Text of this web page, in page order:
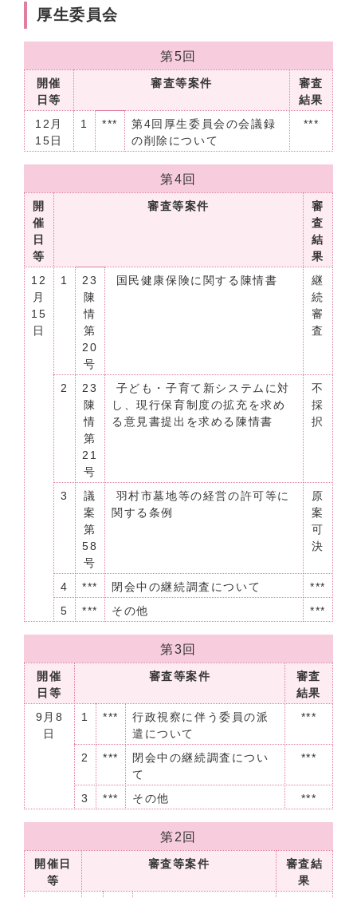
厚生委員会
第5回
開催
日等
審査等案件
審査
結果
12月
15日
1 ***
第4回厚生委員会の会議録
の削除について
***
第4回
開
催
日
等
審査等案件
審
査
結
果
12
月
15
日
1
23
陳
情
第
20
号
国民健康保険に関する陳情書
継
続
審
査
2
23
陳
情
第
21
号
子ども・子育て新システムに対
し、現行保育制度の拡充を求め
る意見書提出を求める陳情書
不
採
択
3
議
案
第
58
号
羽村市墓地等の経営の許可等に
関する条例
原
案
可
決
4 *** 閉会中の継続調査について
***
5
*** その他 ***
第3回
開催
日等
審査等案件
審査
結果
9月8
日
1 ***
行政視察に伴う委員の派
遣について
***
2 ***
閉会中の継続調査につい
て
***
3 *** その他 ***
第2回
開催日
等
審査等案件
審査結
果